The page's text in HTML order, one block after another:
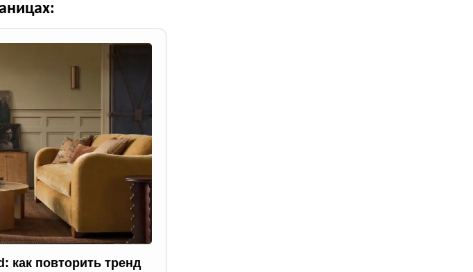
как повторить тренд